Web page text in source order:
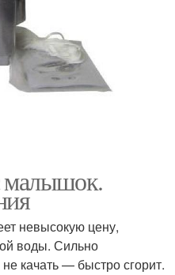
малышок.
невысокую цену,
воды. Сильно
качать — быстро сгорит.